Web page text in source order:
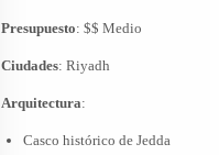
Presupuesto: $$ Medio
Ciudades: Riyadh
Arquitectura:
Casco histórico de Jedda